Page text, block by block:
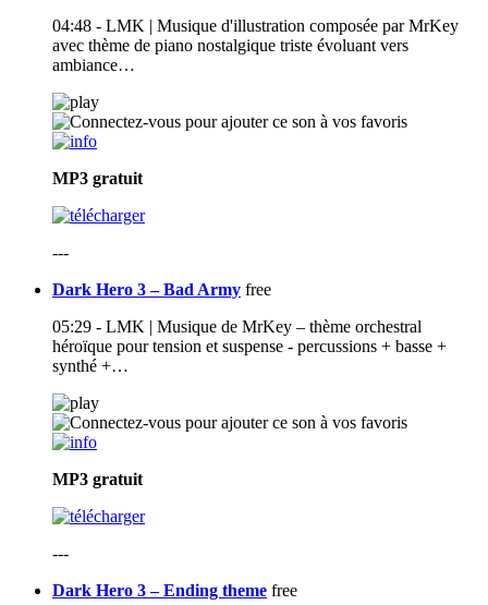
04:48 - LMK | Musique d'illustration composée par MrKey
avec thème de piano nostalgique triste évoluant vers
ambiance…
MP3 gratuit
---
Dark Hero 3 – Bad Army free
05:29 - LMK | Musique de MrKey – thème orchestral
héroïque pour tension et suspense - percussions + basse +
synthé +…
MP3 gratuit
---
Dark Hero 3 – Ending theme free